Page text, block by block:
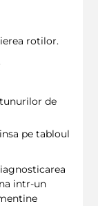
rotilor.
de
pe tabloul
intr-un